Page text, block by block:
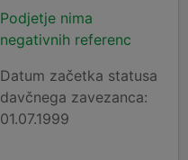
Podjetje nima
negativnih referenc
Datum začetka statusa
davčnega zavezanca:
01.07.1999